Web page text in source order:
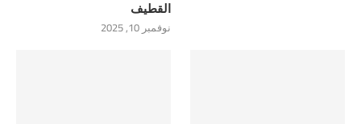
القطيف
نوفمبر 10, 2025